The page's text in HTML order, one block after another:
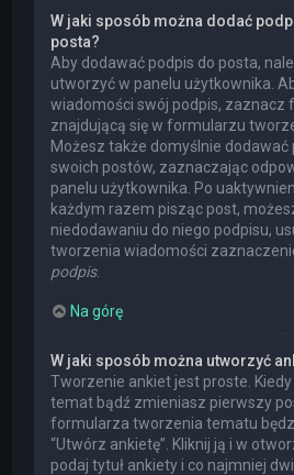
W jaki sposób można dodać
posta?
Aby dodawać podpis do posta,
utworzyć w panelu użytkownika.
wiadomości swój podpis, zaznacz
znajdującą się w formularzu
Możesz także domyślnie dodawać
swoich postów, zaznaczając
panelu użytkownika. Po
każdym razem pisząc post,
niedodawaniu do niego podpisu,
tworzenia wiadomości
podpis.
Na górę
W jaki sposób można utworzyć
Tworzenie ankiet jest proste.
temat bądź zmieniasz pierwszy
formularza tworzenia tematu
“Utwórz ankietę”. Kliknij ją i w
podaj tytuł ankiety i co najmniej